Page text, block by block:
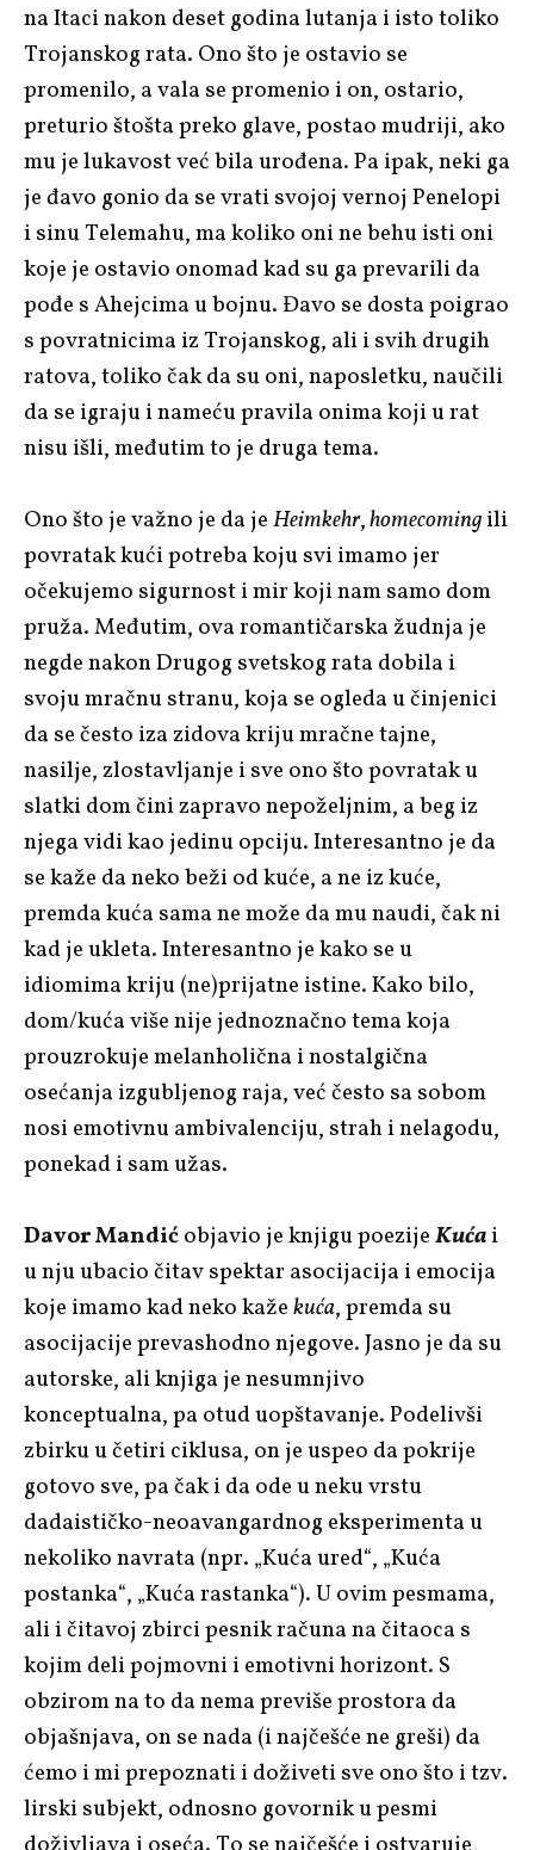
na Itaci nakon deset godina lutanja i isto toliko
Trojanskog rata. Ono što je ostavio se
promenilo, a vala se promenio i on, ostario,
preturio štošta preko glave, postao mudriji, ako
mu je lukavost već bila urođena. Pa ipak, neki ga
je đavo gonio da se vrati svojoj vernoj Penelopi
i sinu Telemahu, ma koliko oni ne behu isti oni
koje je ostavio onomad kad su ga prevarili da
pođe s Ahejcima u bojnu. Đavo se dosta poigrao
s povratnicima iz Trojanskog, ali i svih drugih
ratova, toliko čak da su oni, naposletku, naučili
da se igraju i nameću pravila onima koji u rat
nisu išli, međutim to je druga tema.
Ono što je važno je da jeHeimkehr,homecomingili
povratak kući potreba koju svi imamo jer
očekujemo sigurnost i mir koji nam samo dom
pruža. Međutim, ova romantičarska žudnja je
negde nakon Drugog svetskog rata dobila i
svoju mračnu stranu, koja se ogleda u činjenici
da se često iza zidova kriju mračne tajne,
nasilje, zlostavljanje i sve ono što povratak u
slatki dom čini zapravo nepoželjnim, a beg iz
njega vidi kao jedinu opciju. Interesantno je da
se kaže da neko beži od kuće, a ne iz kuće,
premda kuća sama ne može da mu naudi, čak ni
kad je ukleta. Interesantno je kako se u
idiomima kriju (ne)prijatne istine. Kako bilo,
dom/kuća više nije jednoznačno tema koja
prouzrokuje melanholična i nostalgična
osećanja izgubljenog raja, već često sa sobom
nosi emotivnu ambivalenciju, strah i nelagodu,
ponekad i sam užas.
Davor Mandićobjavio je knjigu poezijeKućai
u nju ubacio čitav spektar asocijacija i emocija
koje imamo kad neko kažekuća, premda su
asocijacije prevashodno njegove. Jasno je da su
autorske, ali knjiga je nesumnjivo
konceptualna, pa otud uopštavanje. Podelivši
zbirku u četiri ciklusa, on je uspeo da pokrije
gotovo sve, pa čak i da ode u neku vrstu
dadaističko-neoavangardnog eksperimenta u
nekoliko navrata (npr. „Kuća ured“, „Kuća
postanka“, „Kuća rastanka“). U ovim pesmama,
ali i čitavoj zbirci pesnik računa na čitaoca s
kojim deli pojmovni i emotivni horizont. S
obzirom na to da nema previše prostora da
objašnjava, on se nada (i najčešće ne greši) da
ćemo i mi prepoznati i doživeti sve ono što i tzv.
lirski subjekt, odnosno govornik u pesmi